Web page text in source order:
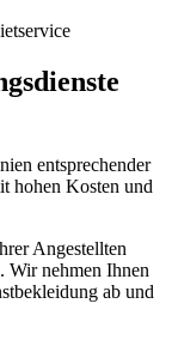
entsprechender
hohen Kosten und
Angestellten
. Wir nehmen Ihnen
ab und